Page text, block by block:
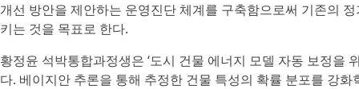
개선 방안을 제안하는 운영진단 체계를 구축함으로써 기존의
키는 것을 목표로 한다.
황정윤 석박통합과정생은 ‘도시 건물 에너지 모델 자동 보정을
다. 베이지안 추론을 통해 추정한 건물 특성의 확률 분포를 강